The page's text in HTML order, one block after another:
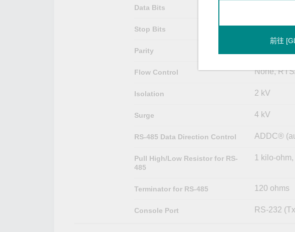
Data Bits
Stop Bits 1, 1.5, 2
Parity
Flow Control None,
Isolation 2 kV
Surge 4 kV
RS-485 Data Direction Control ADDC®
Pull High/Low Resistor for RS-
485
1 kilo-
Terminator for RS-485 120 ohms
Console Port RS-232
前往